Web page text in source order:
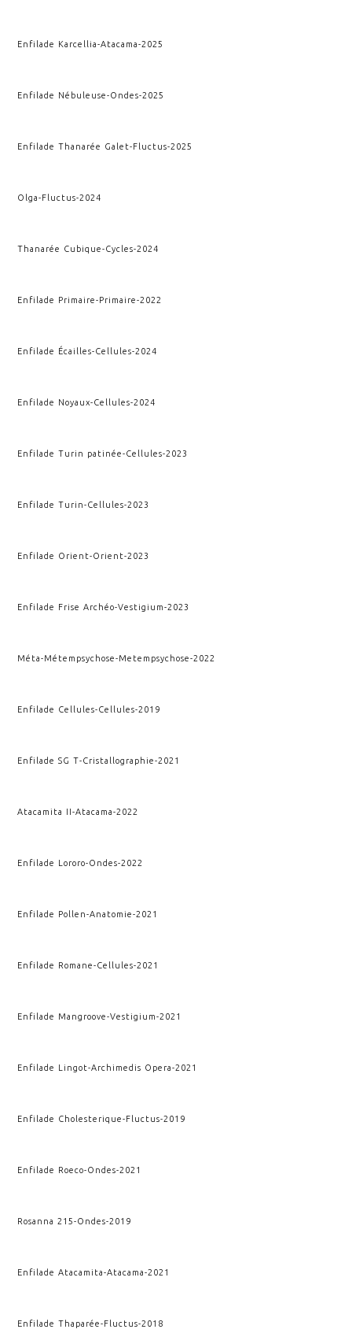
Enfilade Karcellia-Atacama-2025
Enfilade Nébuleuse-Ondes-2025
Enfilade Thanarée Galet-Fluctus-2025
Olga-Fluctus-2024
Thanarée Cubique-Cycles-2024
Enfilade Primaire-Primaire-2022
Enfilade Écailles-Cellules-2024
Enfilade Noyaux-Cellules-2024
Enfilade Turin patinée-Cellules-2023
Enfilade Turin-Cellules-2023
Enfilade Orient-Orient-2023
Enfilade Frise Archéo-Vestigium-2023
Méta-Métempsychose-Metempsychose-2022
Enfilade Cellules-Cellules-2019
Enfilade SG T-Cristallographie-2021
Atacamita II-Atacama-2022
Enfilade Lororo-Ondes-2022
Enfilade Pollen-Anatomie-2021
Enfilade Romane-Cellules-2021
Enfilade Mangroove-Vestigium-2021
Enfilade Lingot-Archimedis Opera-2021
Enfilade Cholesterique-Fluctus-2019
Enfilade Roeco-Ondes-2021
Rosanna 215-Ondes-2019
Enfilade Atacamita-Atacama-2021
Enfilade Thaparée-Fluctus-2018